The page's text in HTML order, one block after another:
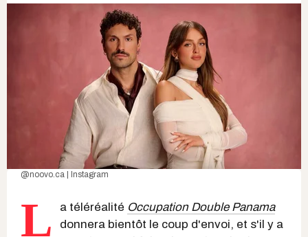
@noovo.ca | Instagram
L a téléréalité Occupation Double Panama
donnera bientôt le coup d'envoi, et s'il y a